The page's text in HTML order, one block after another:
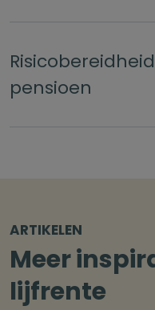
pensioen
ARTIKELEN
Meer
lijfrente